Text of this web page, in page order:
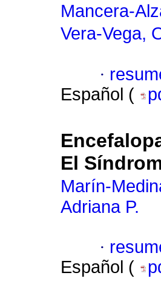
Mancera-
Vera-Vega,
·
Español (
El
Marín-
Adriana P.
·
Español (